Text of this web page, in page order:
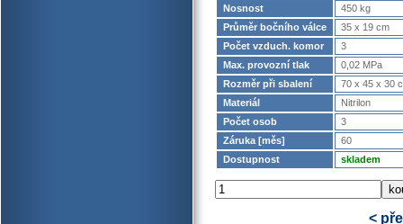
Nosnost
450 kg
Průměr bočního válce
35 x 19 cm
Počet vzduch. komor
3
Max. provozní tlak
0,02 MPa
Rozměr při sbalení
70 x 45 x 30
Materiál
Nitrilon
Počet osob
3
Záruka [měs]
60
Dostupnost
skladem
<